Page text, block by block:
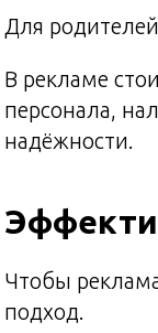
Для
В рекламе
персонала,
надёжности.
Чтобы
подход.